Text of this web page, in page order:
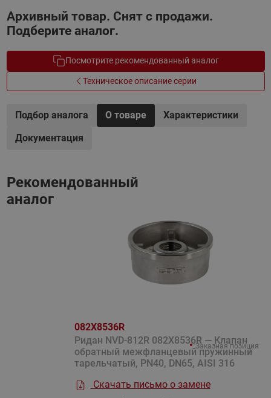
Архивный товар. Снят с продажи.
Подберите аналог.
Посмотрите рекомендованный аналог
Техническое описание серии
Подбор аналога О товаре
Характеристики
Документация
Рекомендованный
аналог
082X8536R
Ридан NVD-812R 082X8536R — Клапан
обратный межфланцевый пружинный
тарельчатый, PN40, DN65, AISI 316
Скачать письмо о замене
Заказная позиция